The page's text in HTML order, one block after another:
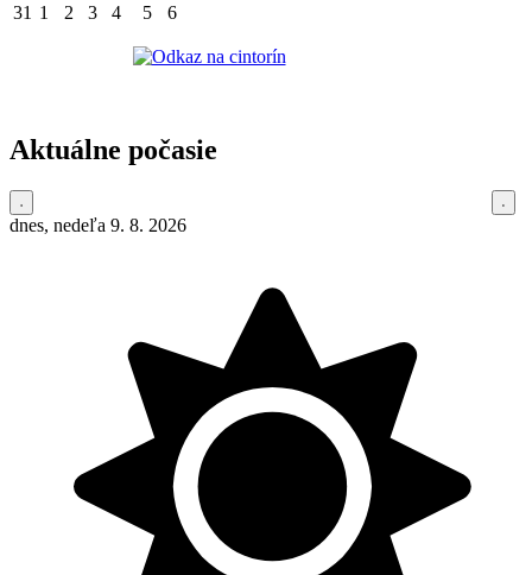
31 1 2 3 4 5 6
Aktuálne počasie
dnes, nedeľa 9. 8. 2026